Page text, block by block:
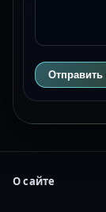
О сайте